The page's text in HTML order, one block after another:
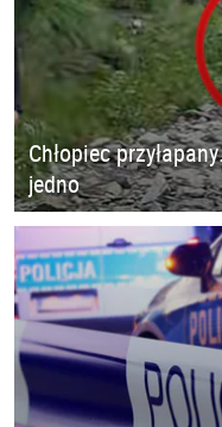
Chłopiec
jedno